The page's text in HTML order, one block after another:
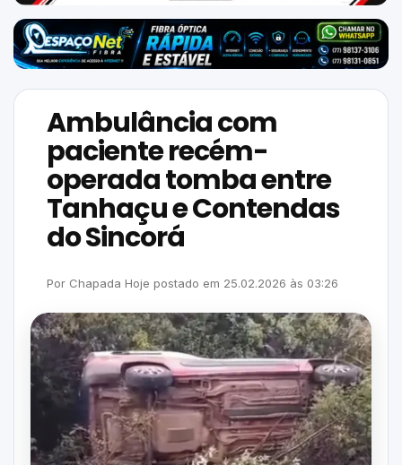
Ambulância com
paciente recém-
operada tomba entre
Tanhaçu e Contendas
do Sincorá
Por Chapada Hoje postado em 25.02.2026 às 03:26